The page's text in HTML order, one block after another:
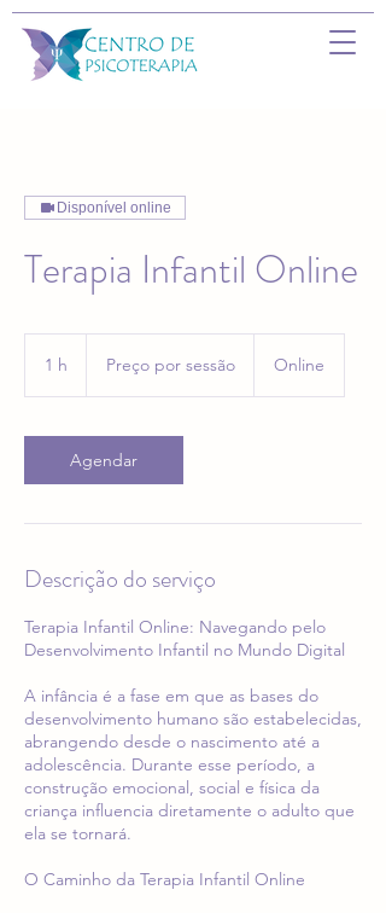
Disponível online
Terapia Infantil Online
1 h
sessão
Preço por sessão Online
Agendar
Descrição do serviço
Terapia Infantil Online: Navegando pelo
Desenvolvimento Infantil no Mundo Digital
A infância é a fase em que as bases do
desenvolvimento humano são estabelecidas,
abrangendo desde o nascimento até a
adolescência. Durante esse período, a
construção emocional, social e física da
criança influencia diretamente o adulto que
ela se tornará.
O Caminho da Terapia Infantil Online